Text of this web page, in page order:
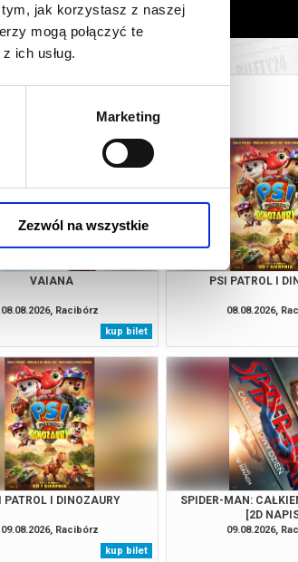
jak korzystasz z naszej
mogą połączyć te
ich usług.
Marketing
Zezwól na wszystkie
VAIANA
08.08.2026, Racibórz
kup bilet
PSI PATROL I
08.08.2026,
PATROL I DINOZAURY
09.08.2026, Racibórz
kup bilet
SPIDER-MAN:
[2D
09.08.2026,